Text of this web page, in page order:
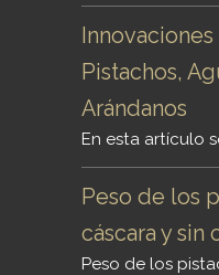
Pistachos,
Arándanos
En esta artículo
Peso de los
cáscara y sin
Peso de los